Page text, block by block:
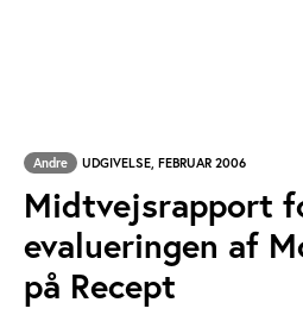
Andre UDGIVELSE, FEBRUAR 2006
Midtvejsrapport
evalueringen af
på Recept